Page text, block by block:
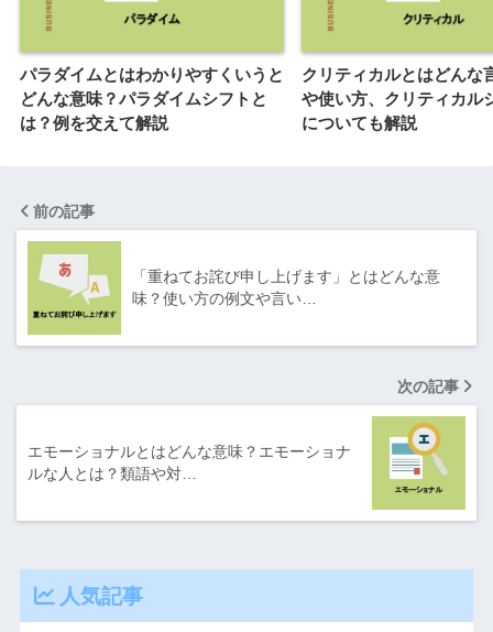
パラダイムとはわかりやすくいうと
どんな意味？パラダイムシフトと
は？例を交えて解説
クリティカルとはどんな
や使い方、クリティカル
についても解説
前の記事
「重ねてお詫び申し上げます」とはどんな意
味？使い方の例文や言い…
次の記事
エモーショナルとはどんな意味？エモーショナ
ルな人とは？類語や対…
人気記事